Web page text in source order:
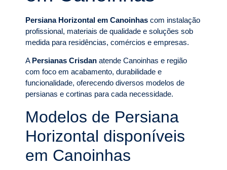
Persiana Horizontal em Canoinhas com instalação
profissional, materiais de qualidade e soluções sob
medida para residências, comércios e empresas.
A Persianas Crisdan atende Canoinhas e região
com foco em acabamento, durabilidade e
funcionalidade, oferecendo diversos modelos de
persianas e cortinas para cada necessidade.
Modelos de Persiana
Horizontal disponíveis
em Canoinhas